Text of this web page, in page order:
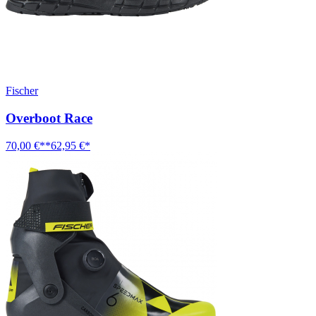
Fischer
Overboot Race
70,00 €**62,95 €*